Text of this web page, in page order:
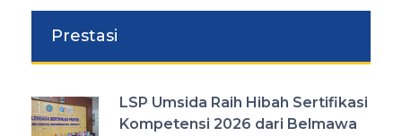
Prestasi
LSP Umsida Raih Hibah Sertifikasi
Kompetensi 2026 dari Belmawa